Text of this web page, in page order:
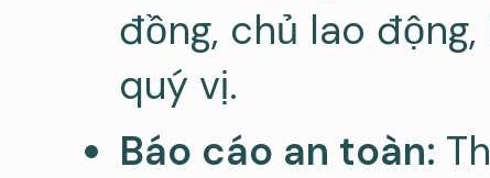
đồng, chủ lao
quý vị.
Báo cáo an toàn: